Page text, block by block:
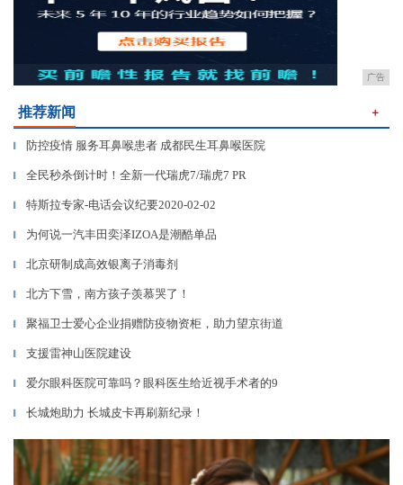
广告
推荐新闻 ＋
▎ 防控疫情 服务耳鼻喉患者 成都民生耳鼻喉医院
▎ 全民秒杀倒计时！全新一代瑞虎7/瑞虎7 PR
▎ 特斯拉专家-电话会议纪要2020-02-02
▎ 为何说一汽丰田奕泽IZOA是潮酷单品
▎ 北京研制成高效银离子消毒剂
▎ 北方下雪，南方孩子羡慕哭了！
▎ 聚福卫士爱心企业捐赠防疫物资柜，助力望京街道
▎ 支援雷神山医院建设
▎ 爱尔眼科医院可靠吗？眼科医生给近视手术者的9
▎ 长城炮助力 长城皮卡再刷新纪录！